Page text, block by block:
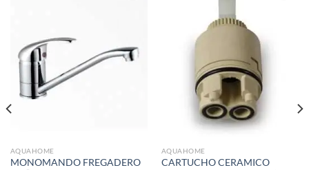
AQUAHOME
MONOMANDO FREGADERO
AQUAHOME
CARTUCHO CERAMICO